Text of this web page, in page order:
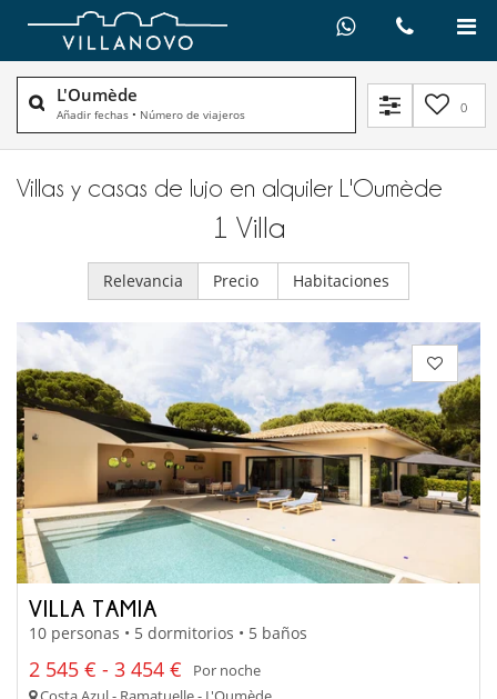
L'Oumède
Añadir fechas • Número de viajeros 0
Villas y casas de lujo en alquiler​ L'Oumède
1 Villa
Relevancia Precio Habitaciones
VILLA TAMIA
10 personas • 5 dormitorios • 5 baños
2 545 € - 3 454 €
Por noche